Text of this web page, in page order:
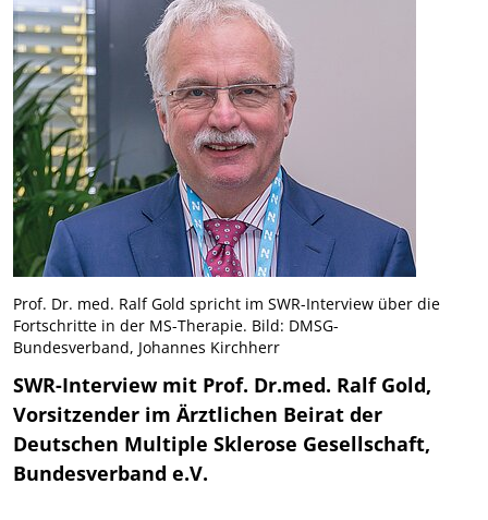
Prof. Dr. med. Ralf Gold spricht im SWR-Interview über die
Fortschritte in der MS-Therapie. Bild: DMSG-
Bundesverband, Johannes Kirchherr
SWR-Interview mit Prof. Dr.med. Ralf Gold,
Vorsitzender im Ärztlichen Beirat der
Deutschen Multiple Sklerose Gesellschaft,
Bundesverband e.V.